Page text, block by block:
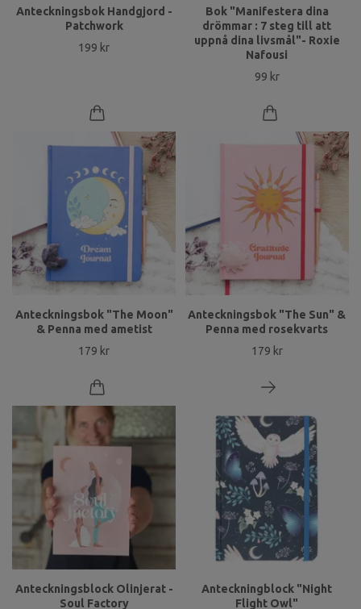
Anteckningsbok Handgjord -
Patchwork
199 kr
Bok "Manifestera dina
drömmar : 7 steg till att
uppnå dina livsmål"- Roxie
Nafousi
99 kr
Anteckningsbok "The Moon"
& Penna med ametist
179 kr
Anteckningsbok "The Sun" &
Penna med rosekvarts
179 kr
Anteckningsblock Olinjerat -
Soul Factory
Anteckningblock "Night
Flight Owl"